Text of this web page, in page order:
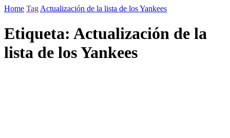
Home Tag Actualización de la lista de los Yankees
Etiqueta: Actualización de la
lista de los Yankees